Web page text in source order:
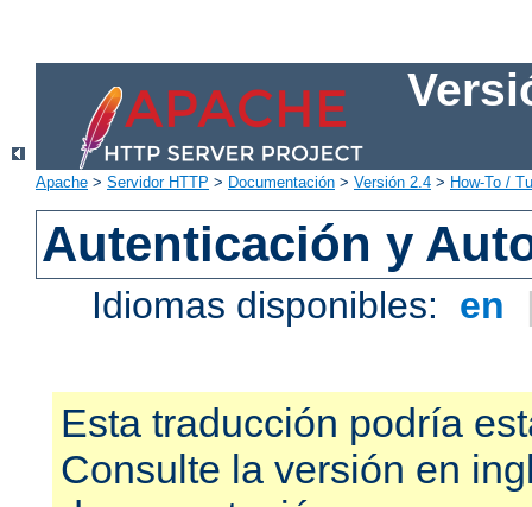
Apache > Servidor HTTP > Documentación > Versión 2.4 > How-To /
Autenticación y
Idiomas disponibles: en
Esta traducción podría
Consulte la versión en